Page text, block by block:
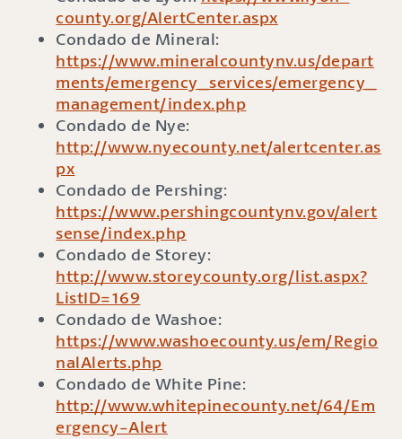
county.org/AlertCenter.aspx
Condado de Mineral:
https://www.mineralcountynv.us/depart
ments/emergency_services/emergency_
management/index.php
Condado de Nye:
http://www.nyecounty.net/alertcenter.as
px
Condado de Pershing:
https://www.pershingcountynv.gov/alert
sense/index.php
Condado de Storey:
http://www.storeycounty.org/list.aspx?
ListID=169
Condado de Washoe:
https://www.washoecounty.us/em/Regio
nalAlerts.php
Condado de White Pine:
http://www.whitepinecounty.net/64/Em
ergency-Alert